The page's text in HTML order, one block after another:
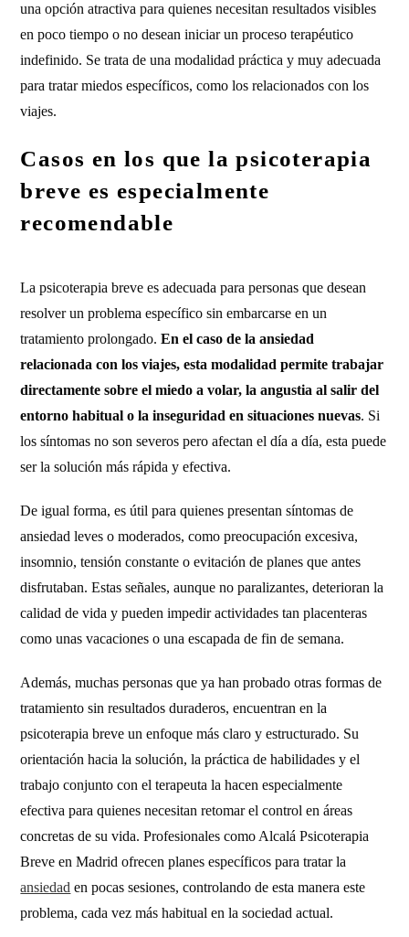
una opción atractiva para quienes necesitan resultados visibles
en poco tiempo o no desean iniciar un proceso terapéutico
indefinido. Se trata de una modalidad práctica y muy adecuada
para tratar miedos específicos, como los relacionados con los
viajes.
Casos en los que la psicoterapia
breve es especialmente
recomendable
La psicoterapia breve es adecuada para personas que desean
resolver un problema específico sin embarcarse en un
tratamiento prolongado.En el caso de la ansiedad
relacionada con los viajes, esta modalidad permite trabajar
directamente sobre el miedo a volar, la angustia al salir del
entorno habitual o la inseguridad en situaciones nuevas. Si
los síntomas no son severos pero afectan el día a día, esta puede
ser la solución más rápida y efectiva.
De igual forma, es útil para quienes presentan síntomas de
ansiedad leves o moderados, como preocupación excesiva,
insomnio, tensión constante o evitación de planes que antes
disfrutaban. Estas señales, aunque no paralizantes, deterioran la
calidad de vida y pueden impedir actividades tan placenteras
como unas vacaciones o una escapada de fin de semana.
Además, muchas personas que ya han probado otras formas de
tratamiento sin resultados duraderos, encuentran en la
psicoterapia breve un enfoque más claro y estructurado. Su
orientación hacia la solución, la práctica de habilidades y el
trabajo conjunto con el terapeuta la hacen especialmente
efectiva para quienes necesitan retomar el control en áreas
concretas de su vida. Profesionales como Alcalá Psicoterapia
Breve en Madrid ofrecen planes específicos para tratar la
ansiedad en pocas sesiones, controlando de esta manera este
problema, cada vez más habitual en la sociedad actual.